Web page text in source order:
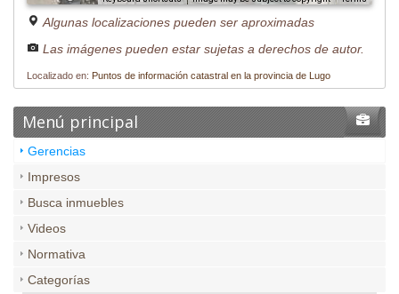
Algunas localizaciones pueden ser aproximadas
Las imágenes pueden estar sujetas a derechos de autor.
Localizado en: Puntos de información catastral en la provincia de Lugo
Menú principal
Gerencias
Impresos
Busca inmuebles
Videos
Normativa
Categorías